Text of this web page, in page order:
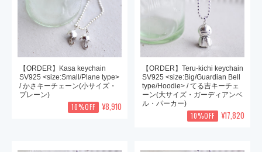
【ORDER】Kasa keychain
SV925 <size:Small/Plane type>
/ かさキーチェーン(小サイズ・
プレーン)
10%OFF ¥8,910
【ORDER】Teru-kichi keychain
SV925 <size:Big/Guardian Bell
type/Hoodie> / てる吉キーチェ
ーン(大サイズ・ガーディアンベ
ル・パーカー)
10%OFF ¥17,820